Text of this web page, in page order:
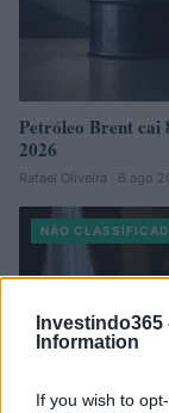
Investindo365
Information
If you wish to
Petróleo Brent cai
2026
Rafael Oliveira · 6 ago
NÃO